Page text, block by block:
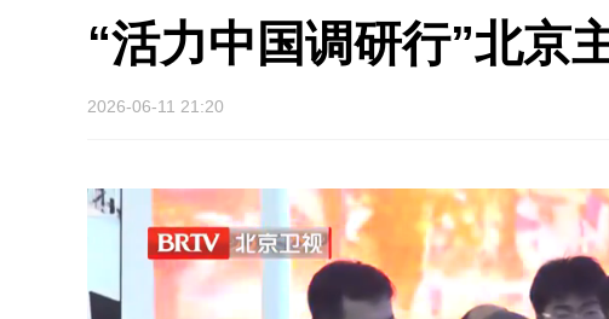
“活力中国调研行”北京
2026-06-11 21:20